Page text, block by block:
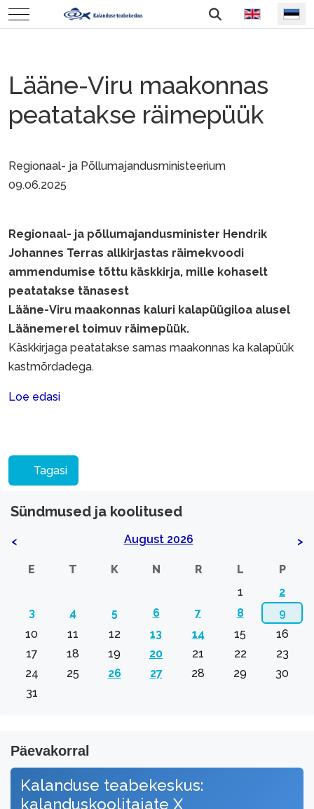
Mobile Menu Toggle Vali keel
Lääne-Viru maakonnas
peatatakse räimepüük
Regionaal- ja Põllumajandusministeerium
09.06.2025
Regionaal- ja põllumajandusminister Hendrik
Johannes Terras allkirjastas räimekvoodi
ammendumise tõttu käskkirja, mille kohaselt
peatatakse tänasest
Lääne-Viru maakonnas kaluri kalapüügiloa alusel
Läänemerel toimuv räimepüük.
Käskkirjaga peatatakse samas maakonnas ka kalapüük
kastmõrdadega.
Loe edasi
Tagasi
Sündmused ja koolitused
< August 2026 >
E T K N R L
P
1
2
3
4 5 6 7 8
9
10
11 12 13 14 15
16
17
18 19 20 21 22
23
24
25 26 27 28 29
30
31
Päevakorral
Kalanduse teabekeskus:
kalanduskoolitajate X